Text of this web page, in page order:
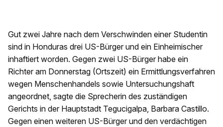
Gut zwei Jahre nach dem Verschwinden einer Studentin
sind in Honduras drei US-Bürger und ein Einheimischer
inhaftiert worden. Gegen zwei US-Bürger habe ein
Richter am Donnerstag (Ortszeit) ein Ermittlungsverfahren
wegen Menschenhandels sowie Untersuchungshaft
angeordnet, sagte die Sprecherin des zuständigen
Gerichts in der Hauptstadt Tegucigalpa, Barbara Castillo.
Gegen einen weiteren US-Bürger und den verdächtigen